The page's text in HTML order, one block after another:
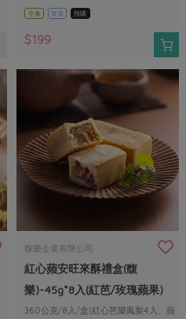
全素 常溫 預購
$199
馥樂企業有限公司
紅心蘋安旺來酥禮盒(馥
樂)-45g*8入(紅芭/玫瑰蘋果)
360公克/8入/盒(紅心芭樂鳳梨4入、蘋